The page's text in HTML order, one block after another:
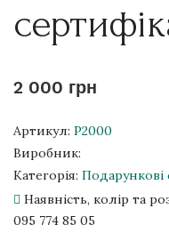
2 000 грн
Артикул: P2000
Виробник:
Категорія: Подарункові
Наявність, колір та
095 774 85 05